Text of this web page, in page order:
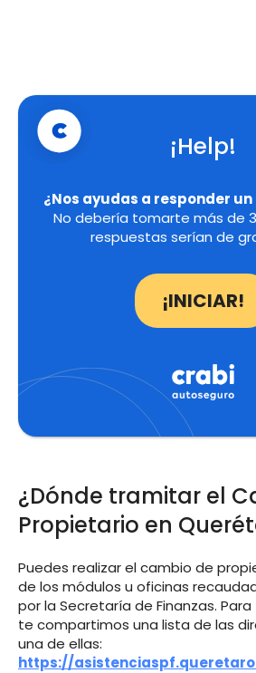
¡Help!
¿Nos ayudas a responder
No debería tomarte más de
respuestas serían de
¡INICIAR!
¿Dónde tramitar el
Propietario en
Puedes realizar el cambio de
de los módulos u oficinas
por la Secretaría de Finanzas.
te compartimos una lista de las
una de ellas:
https://